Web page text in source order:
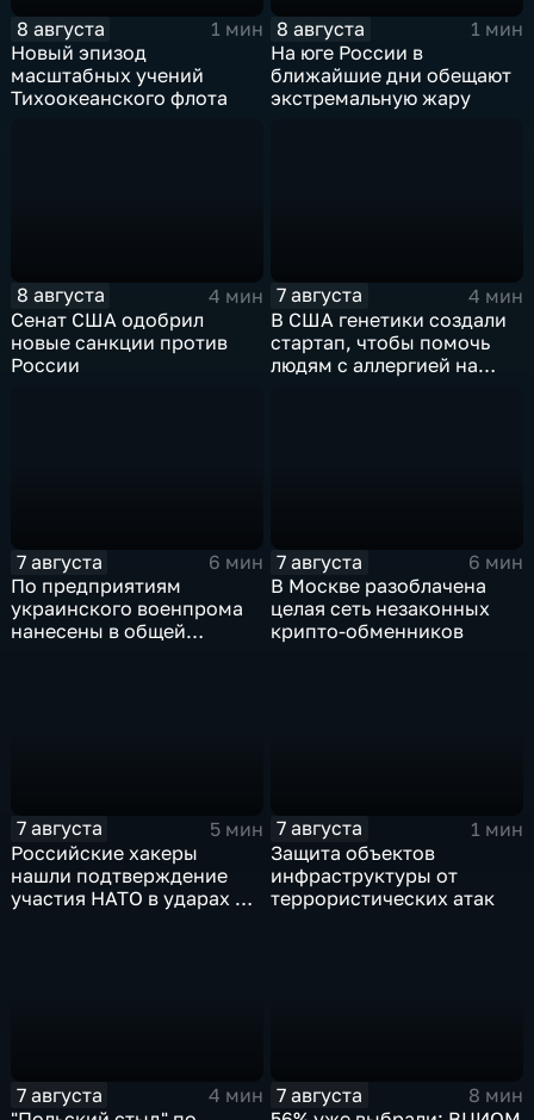
8 августа
1 мин
Новый эпизод
масштабных учений
Тихоокеанского флота
8 августа
1 мин
На юге России в
ближайшие дни обещают
экстремальную жару
8 августа
4 мин
Сенат США одобрил
новые санкции против
России
7 августа
4 мин
В США генетики создали
стартап, чтобы помочь
людям с аллергией на
7 августа
6 мин
По предприятиям
украинского военпрома
нанесены в общей
7 августа
6 мин
В Москве разоблачена
целая сеть незаконных
крипто-обменников
7 августа
5 мин
Российские хакеры
нашли подтверждение
участия НАТО в ударах по
7 августа
1 мин
Защита объектов
инфраструктуры от
террористических атак
7 августа
4 мин
7 августа
8 мин